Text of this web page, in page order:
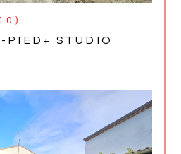
PIED+ STUDIO